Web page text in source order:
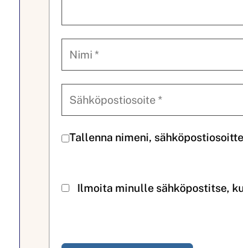
Tallenna nimeni,
Ilmoita minulle sähköpostitse,